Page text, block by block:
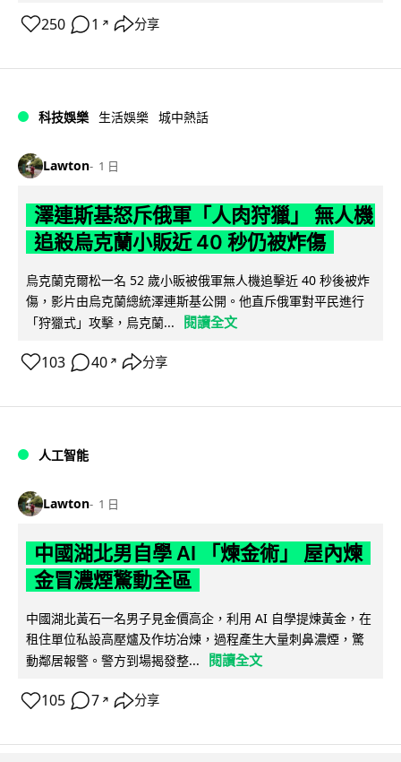
250 1 ↗ 分享
科技娛樂 生活娛樂 城中熱話
Lawton 1 日
澤連斯基怒斥俄軍「人肉狩獵」 無人機
追殺烏克蘭小販近 40 秒仍被炸傷
烏克蘭克爾松一名 52 歲小販被俄軍無人機追擊近 40 秒後被炸
傷，影片由烏克蘭總統澤連斯基公開。他直斥俄軍對平民進行
「狩獵式」攻擊，烏克蘭...
閱讀全文
103 40 ↗ 分享
人工智能
Lawton 1 日
中國湖北男自學 AI 「煉金術」 屋內煉
金冒濃煙驚動全區
中國湖北黃石一名男子見金價高企，利用 AI 自學提煉黃金，在
租住單位私設高壓爐及作坊冶煉，過程產生大量刺鼻濃煙，驚
動鄰居報警。警方到場揭發整...
閱讀全文
105 7 ↗ 分享